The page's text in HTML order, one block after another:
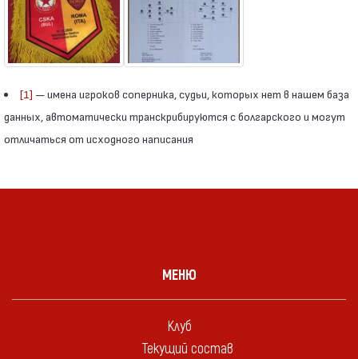
[1] — имена игроков соперника, судьи, которых нет в нашем база
данных, автоматически транскрибируются с болгарского и могут
отличаться от исходного написания
МЕНЮ
Клуб
Текущий состав